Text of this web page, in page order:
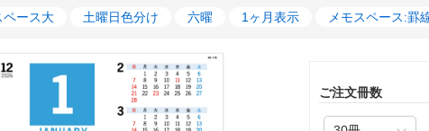
ペース大 土曜日色分け 六曜 1ヶ月表示 メモスペース:罫
ご注文冊数